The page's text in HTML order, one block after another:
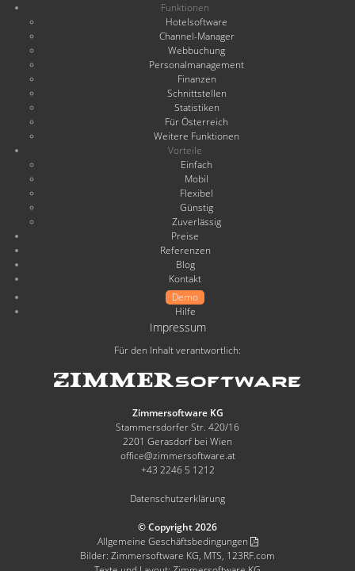
Funktionen
Hotelsoftware
Channel-Manager
Webbuchung
Personalmanagement
Finanzen
Schnittstellen
Statistiken
Für Österreich
Weitere Funktionen
Vorteile
Einfach
Mobil
Flexibel
Günstig
Zuverlässig
Preise
Referenzen
Blog
Kontakt
Demo
Hilfe
Impressum
Für den Inhalt verantwortlich:
Zimmersoftware KG
Stammersdorfer Str. 420/16
2201 Gerasdorf bei Wien
office@zimmersoftware.at
+43 2246 5 1212
Datenschutzerklärung
© Copyright 2026
Allgemeine Geschäftsbedingungen
Bilder: Zimmersoftware KG, MTS, 123RF.com